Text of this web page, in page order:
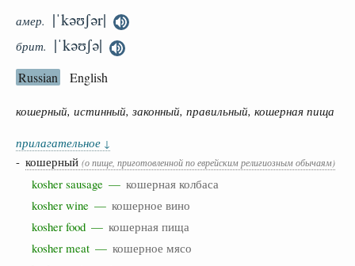
амер. |ˈkəʊʃər|
брит. |ˈkəʊʃə|
Russian English
кошерный, истинный, законный, правильный, кошерная пища
прилагательное ↓
- кошерный (о пище, приготовленной по еврейским религиозным обычаям)
kosher sausage — кошерная колбаса
kosher wine — кошерное вино
kosher food — кошерная пища
kosher meat — кошерное мясо